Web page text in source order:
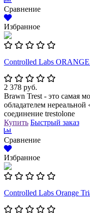
Сравнение
Избранное
Controlled Labs
2 378 руб.
Brawn Trest - это самая
обладателем
соединение trestolone
Купить Быстрый заказ
Сравнение
Избранное
Controlled Labs Orange